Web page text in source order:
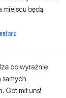
co wyraźnie
mit uns!